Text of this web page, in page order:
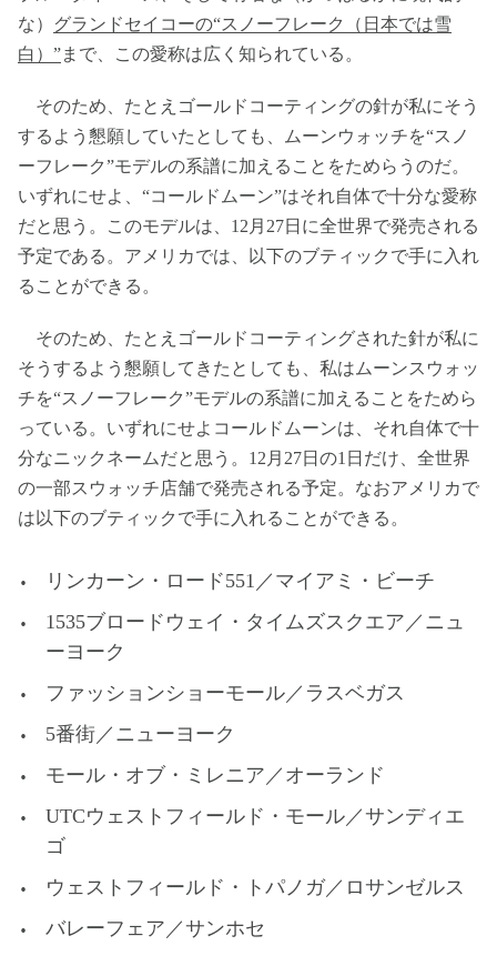
な） グランドセイコーの“スノーフレーク（日本では雪
白）”まで、この愛称は広く知られている。
そのため、たとえゴールドコーティングの針が私にそう
するよう懇願していたとしても、ムーンウォッチを“スノ
ーフレーク”モデルの系譜に加えることをためらうのだ。
いずれにせよ、“コールドムーン”はそれ自体で十分な愛称
だと思う。このモデルは、12月27日に全世界で発売される
予定である。アメリカでは、以下のブティックで手に入れ
ることができる。
そのため、たとえゴールドコーティングされた針が私に
そうするよう懇願してきたとしても、私はムーンスウォッ
チを“スノーフレーク”モデルの系譜に加えることをためら
っている。いずれにせよコールドムーンは、それ自体で十
分なニックネームだと思う。12月27日の1日だけ、全世界
の一部スウォッチ店舗で発売される予定。なおアメリカで
は以下のブティックで手に入れることができる。
リンカーン・ロード551／マイアミ・ビーチ
1535ブロードウェイ・タイムズスクエア／ニュ
ーヨーク
ファッションショーモール／ラスベガス
5番街／ニューヨーク
モール・オブ・ミレニア／オーランド
UTCウェストフィールド・モール／サンディエ
ゴ
ウェストフィールド・トパノガ／ロサンゼルス
バレーフェア／サンホセ